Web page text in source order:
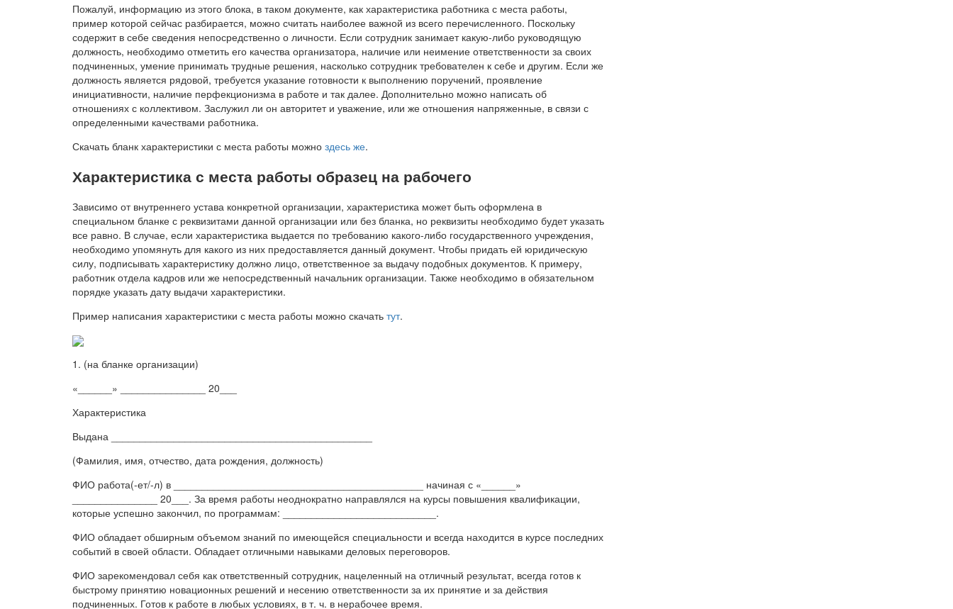
Пожалуй, информацию из этого блока, в таком документе, как характеристика работника с места работы,
пример которой сейчас разбирается, можно считать наиболее важной из всего перечисленного. Поскольку
содержит в себе сведения непосредственно о личности. Если сотрудник занимает какую-либо руководящую
должность, необходимо отметить его качества организатора, наличие или неимение ответственности за своих
подчиненных, умение принимать трудные решения, насколько сотрудник требователен к себе и другим. Если же
должность является рядовой, требуется указание готовности к выполнению поручений, проявление
инициативности, наличие перфекционизма в работе и так далее. Дополнительно можно написать об
отношениях с коллективом. Заслужил ли он авторитет и уважение, или же отношения напряженные, в связи с
определенными качествами работника.
Скачать бланк характеристики с места работы можно здесь же.
Характеристика с места работы образец на рабочего
Зависимо от внутреннего устава конкретной организации, характеристика может быть оформлена в
специальном бланке с реквизитами данной организации или без бланка, но реквизиты необходимо будет указать
все равно. В случае, если характеристика выдается по требованию какого-либо государственного учреждения,
необходимо упомянуть для какого из них предоставляется данный документ. Чтобы придать ей юридическую
силу, подписывать характеристику должно лицо, ответственное за выдачу подобных документов. К примеру,
работник отдела кадров или же непосредственный начальник организации. Также необходимо в обязательном
порядке указать дату выдачи характеристики.
Пример написания характеристики с места работы можно скачать тут.
1. (на бланке организации)
«______» _______________ 20___
Характеристика
Выдана ______________________________________________
(Фамилия, имя, отчество, дата рождения, должность)
ФИО работа(-ет/-л) в ____________________________________________ начиная с «______»
_______________ 20___. За время работы неоднократно направлялся на курсы повышения квалификации,
которые успешно закончил, по программам: ___________________________.
ФИО обладает обширным объемом знаний по имеющейся специальности и всегда находится в курсе последних
событий в своей области. Обладает отличными навыками деловых переговоров.
ФИО зарекомендовал себя как ответственный сотрудник, нацеленный на отличный результат, всегда готов к
быстрому принятию новационных решений и несению ответственности за их принятие и за действия
подчиненных. Готов к работе в любых условиях, в т. ч. в нерабочее время.